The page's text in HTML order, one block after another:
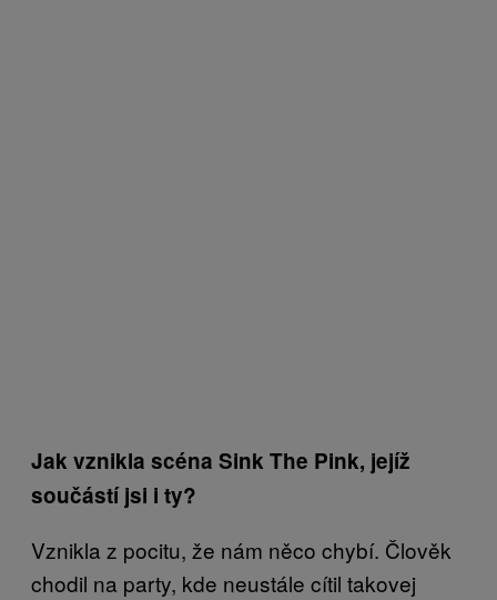
Jak vznikla scéna Sink The Pink, jejíž
součástí jsi i ty?
Vznikla z pocitu, že nám něco chybí. Člověk
chodil na party, kde neustále cítil takovej